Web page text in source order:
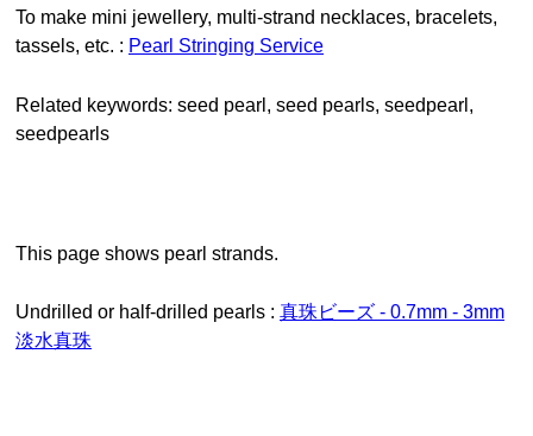
To make mini jewellery, multi-strand necklaces, bracelets,
tassels, etc. : Pearl Stringing Service
Related keywords: seed pearl, seed pearls, seedpearl,
seedpearls
This page shows pearl strands.
Undrilled or half-drilled pearls : 真珠ビーズ - 0.7mm - 3mm
淡水真珠